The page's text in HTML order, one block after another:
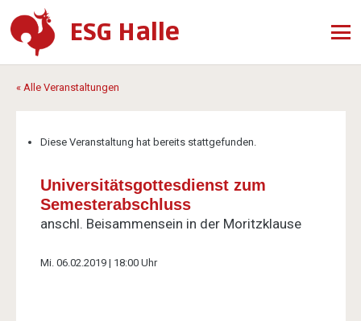
ESG Halle
« Alle Veranstaltungen
Diese Veranstaltung hat bereits stattgefunden.
Universitätsgottesdienst zum
Semesterabschluss
anschl. Beisammensein in der Moritzklause
Mi. 06.02.2019 | 18:00 Uhr